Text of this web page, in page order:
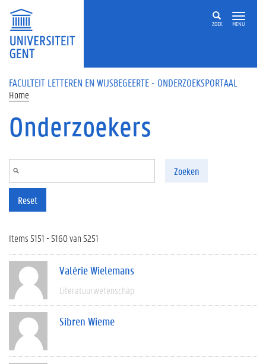
Overslaan en naar de inhoud gaan
ZOEK MENU
FACULTEIT LETTEREN EN WIJSBEGEERTE - ONDERZOEKSPORTAAL
Home
Onderzoekers
Zoeken
Reset
Items 5151 - 5160 van 5251
Valérie Wielemans
Literatuurwetenschap
Sibren Wieme